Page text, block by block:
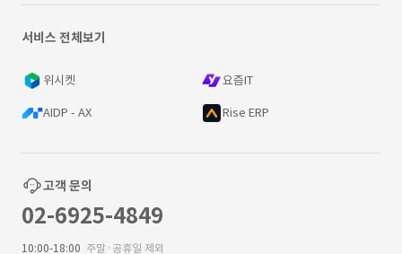
서비스 전체보기
위시켓 요즘IT
AIDP - AX Rise ERP
고객 문의
02-6925-4849
10:00-18:00 주말·공휴일 제외